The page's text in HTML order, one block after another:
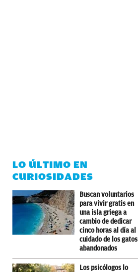
LO ÚLTIMO EN
CURIOSIDADES
Buscan voluntarios
para vivir gratis en
una isla griega a
cambio de dedicar
cinco horas al día al
cuidado de los gatos
abandonados
Los psicólogos lo